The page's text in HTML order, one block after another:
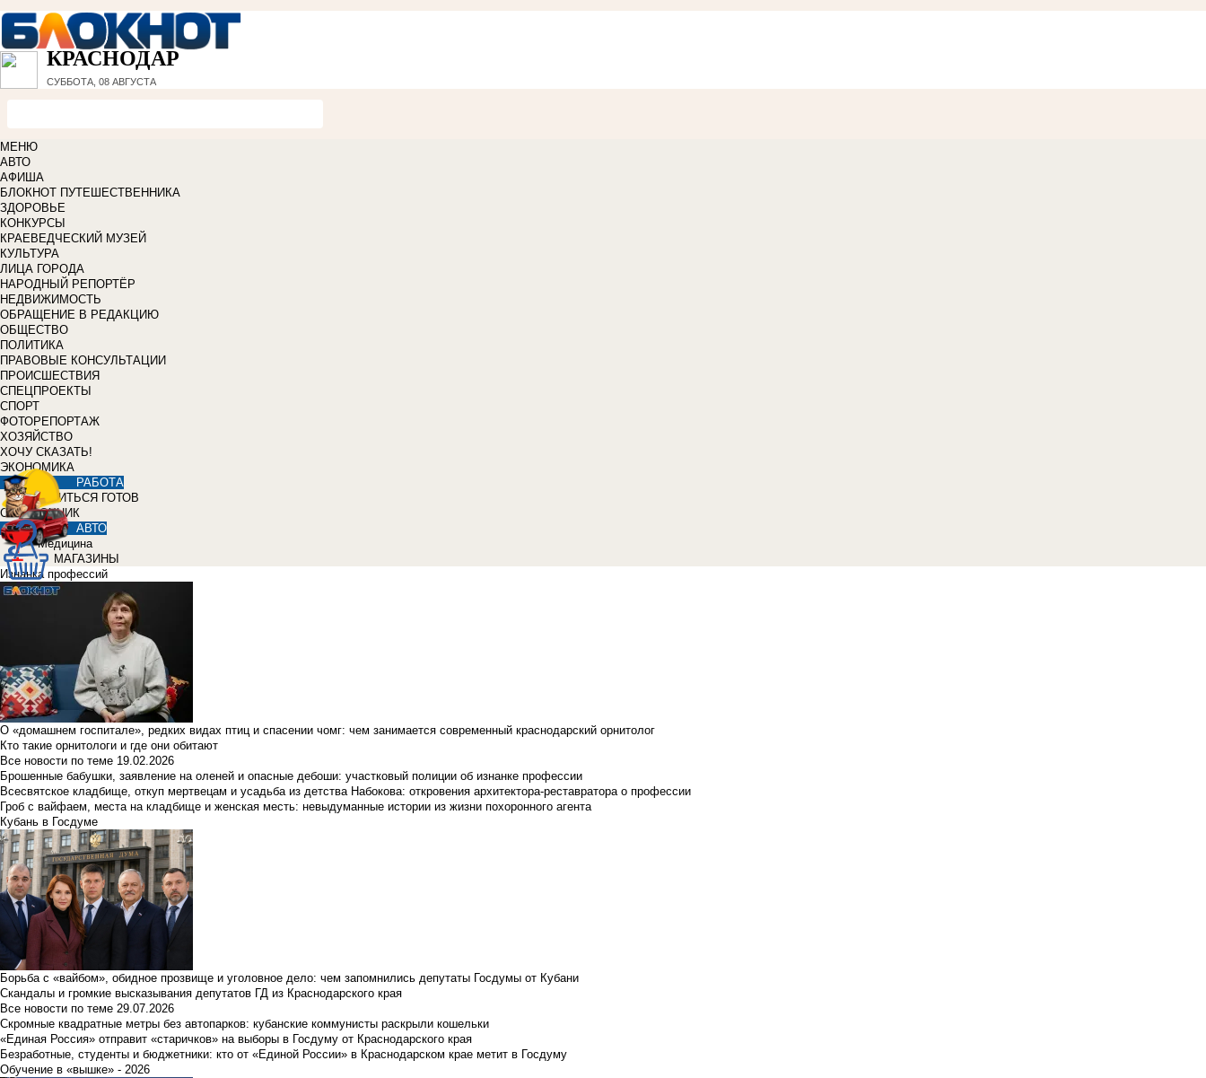
КРАСНОДАР
СУББОТА, 08 АВГУСТА
МЕНЮ
АВТО
АФИША
БЛОКНОТ ПУТЕШЕСТВЕННИКА
ЗДОРОВЬЕ
КОНКУРСЫ
КРАЕВЕДЧЕСКИЙ МУЗЕЙ
КУЛЬТУРА
ЛИЦА ГОРОДА
НАРОДНЫЙ РЕПОРТЁР
НЕДВИЖИМОСТЬ
ОБРАЩЕНИЕ В РЕДАКЦИЮ
ОБЩЕСТВО
ПОЛИТИКА
ПРАВОВЫЕ КОНСУЛЬТАЦИИ
ПРОИСШЕСТВИЯ
СПЕЦПРОЕКТЫ
СПОРТ
ФОТОРЕПОРТАЖ
ХОЗЯЙСТВО
ХОЧУ СКАЗАТЬ!
ЭКОНОМИКА
РАБОТА
УЧИТЬСЯ ГОТОВ
СПРАВОЧНИК
АВТО
Медицина
МАГАЗИНЫ
Изнанка профессий
О «домашнем госпитале», редких видах птиц и спасении чомг: чем занимается современный краснодарский орнитолог
Кто такие орнитологи и где они обитают
Все новости по теме 19.02.2026
Брошенные бабушки, заявление на оленей и опасные дебоши: участковый полиции об изнанке профессии
Всесвятское кладбище, откуп мертвецам и усадьба из детства Набокова: откровения архитектора-реставратора о профессии
Гроб с вайфаем, места на кладбище и женская месть: невыдуманные истории из жизни похоронного агента
Кубань в Госдуме
Борьба с «вайбом», обидное прозвище и уголовное дело: чем запомнились депутаты Госдумы от Кубани
Скандалы и громкие высказывания депутатов ГД из Краснодарского края
Все новости по теме 29.07.2026
Скромные квадратные метры без автопарков: кубанские коммунисты раскрыли кошельки
«Единая Россия» отправит «старичков» на выборы в Госдуму от Краснодарского края
Безработные, студенты и бюджетники: кто от «Единой России» в Краснодарском крае метит в Госдуму
Обучение в «вышке» - 2026